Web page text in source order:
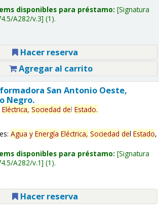
disponibles para préstamo: Signatura
A282/v.3 (1).
Hacer reserva
Agregar al carrito
San Antonio Oeste,
Negro.
Eléctrica, Sociedad del Estado.
Agua y Energía Eléctrica, Sociedad del Estado,
disponibles para préstamo: Signatura
A282/v.1 (1).
Hacer reserva